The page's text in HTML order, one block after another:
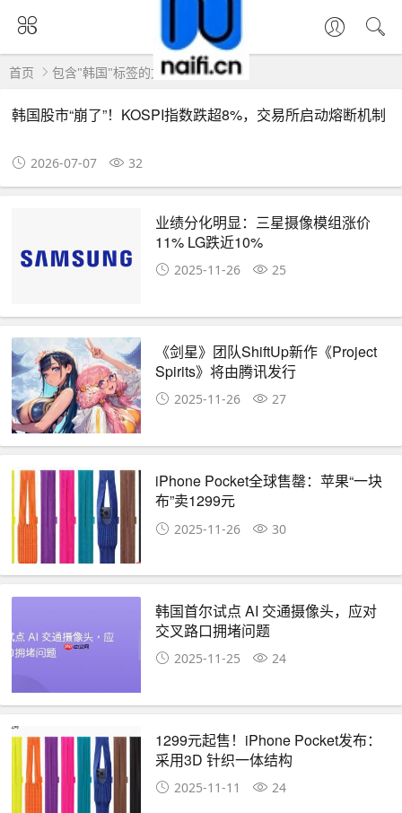
首页 包含"韩国"标签的文章
韩国股市“崩了”！KOSPI指数跌超8%，交易所启动熔断机制
2026-07-07 32
业绩分化明显：三星摄像模组涨价
11% LG跌近10%
2025-11-26 25
《剑星》团队ShiftUp新作《Project
Spirits》将由腾讯发行
2025-11-26 27
iPhone Pocket全球售罄：苹果“一块
布”卖1299元
2025-11-26 30
韩国首尔试点 AI 交通摄像头，应对
交叉路口拥堵问题
2025-11-25 24
1299元起售！iPhone Pocket发布：
采用3D 针织一体结构
2025-11-11 24